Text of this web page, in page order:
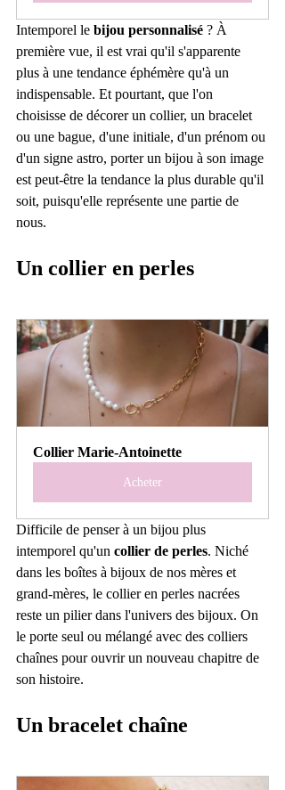
Intemporel le bijou personnalisé ? À
première vue, il est vrai qu'il s'apparente
plus à une tendance éphémère qu'à un
indispensable. Et pourtant, que l'on
choisisse de décorer un collier, un bracelet
ou une bague, d'une initiale, d'un prénom ou
d'un signe astro, porter un bijou à son image
est peut-être la tendance la plus durable qu'il
soit, puisqu'elle représente une partie de
nous.
Un collier en perles
Collier Marie-Antoinette
Acheter
Difficile de penser à un bijou plus
intemporel qu'un collier de perles. Niché
dans les boîtes à bijoux de nos mères et
grand-mères, le collier en perles nacrées
reste un pilier dans l'univers des bijoux. On
le porte seul ou mélangé avec des colliers
chaînes pour ouvrir un nouveau chapitre de
son histoire.
Un bracelet chaîne